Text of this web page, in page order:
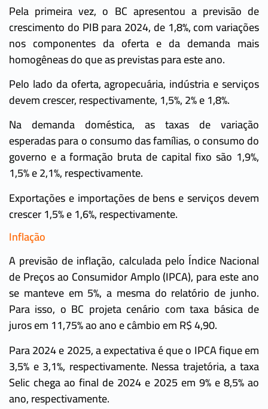
Pela primeira vez, o BC apresentou a previsão de
crescimento do PIB para 2024, de 1,8%, com variações
nos componentes da oferta e da demanda mais
homogêneas do que as previstas para este ano.
Pelo lado da oferta, agropecuária, indústria e serviços
devem crescer, respectivamente, 1,5%, 2% e 1,8%.
Na demanda doméstica, as taxas de variação
esperadas para o consumo das famílias, o consumo do
governo e a formação bruta de capital fixo são 1,9%,
1,5% e 2,1%, respectivamente.
Exportações e importações de bens e serviços devem
crescer 1,5% e 1,6%, respectivamente.
Inflação
A previsão de inflação, calculada pelo Índice Nacional
de Preços ao Consumidor Amplo (IPCA), para este ano
se manteve em 5%, a mesma do relatório de junho.
Para isso, o BC projeta cenário com taxa básica de
juros em 11,75% ao ano e câmbio em R$ 4,90.
Para 2024 e 2025, a expectativa é que o IPCA fique em
3,5% e 3,1%, respectivamente. Nessa trajetória, a taxa
Selic chega ao final de 2024 e 2025 em 9% e 8,5% ao
ano, respectivamente.